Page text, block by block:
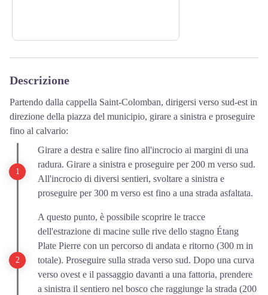
Descrizione
Partendo dalla cappella Saint-Colomban, dirigersi verso sud-est in
direzione della piazza del municipio, girare a sinistra e proseguire
fino al calvario:
Girare a destra e salire fino all'incrocio ai margini di una
radura. Girare a sinistra e proseguire per 200 m verso sud.
All'incrocio di diversi sentieri, svoltare a sinistra e
proseguire per 300 m verso est fino a una strada asfaltata.
A questo punto, è possibile scoprire le tracce
dell'estrazione di macine sulle rive dello stagno Étang
Plate Pierre con un percorso di andata e ritorno (300 m in
totale). Proseguire sulla strada verso sud. Dopo una curva
verso ovest e il passaggio davanti a una fattoria, prendere
a sinistra il sentiero nel bosco che raggiunge la strada (200